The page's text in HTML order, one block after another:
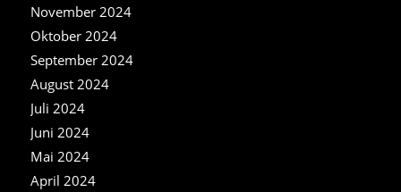
November 2024
Oktober 2024
September 2024
August 2024
Juli 2024
Juni 2024
Mai 2024
April 2024